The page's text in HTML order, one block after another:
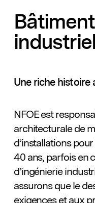
Une riche histoire
NFOE est
architecturale de
d’installations
40 ans, parfois en
d’ingénierie
assurons que le
exigences et aux